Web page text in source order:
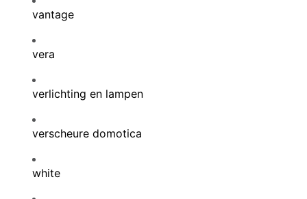
vantage
vera
verlichting en lampen
verscheure domotica
white